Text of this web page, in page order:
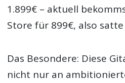
1.899€ – aktuell
Store für 899€, also satte
Das Besondere: Diese
nicht nur an